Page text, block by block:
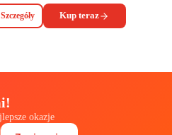
Szczegóły Kup teraz
okazje